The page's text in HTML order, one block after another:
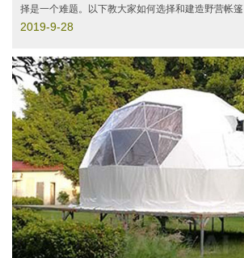
择是一个难题。以下教大家如何选择和建造野营帐篷
2019-9-28